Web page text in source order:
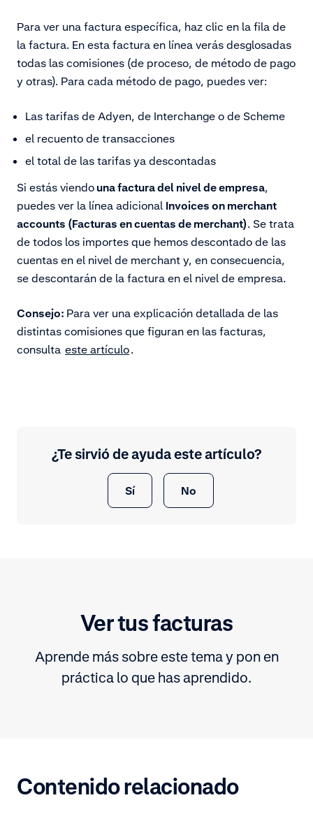
Para ver una factura específica, haz clic en la fila de
la factura. En esta factura en línea verás desglosadas
todas las comisiones (de proceso, de método de pago
y otras). Para cada método de pago, puedes ver:
Las tarifas de Adyen, de Interchange o de Scheme
el recuento de transacciones
el total de las tarifas ya descontadas
Si estás viendo una factura del nivel de empresa,
puedes ver la línea adicional Invoices on merchant
accounts (Facturas en cuentas de merchant). Se trata
de todos los importes que hemos descontado de las
cuentas en el nivel de merchant y, en consecuencia,
se descontarán de la factura en el nivel de empresa.
Consejo: Para ver una explicación detallada de las
distintas comisiones que figuran en las facturas,
consulta este artículo.
¿Te sirvió de ayuda este artículo?
Sí No
Ver tus facturas
Aprende más sobre este tema y pon en
práctica lo que has aprendido.
Contenido relacionado